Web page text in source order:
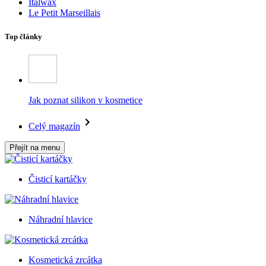
Italwax
Le Petit Marseillais
Top články
Jak poznat silikon v kosmetice
Celý magazín
Přejít na menu
Čisticí kartáčky
Náhradní hlavice
Kosmetická zrcátka